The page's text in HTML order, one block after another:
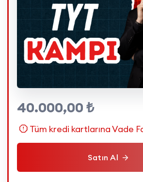
40.000,00 ₺
Tüm kredi kartlarına Vade
Satın Al